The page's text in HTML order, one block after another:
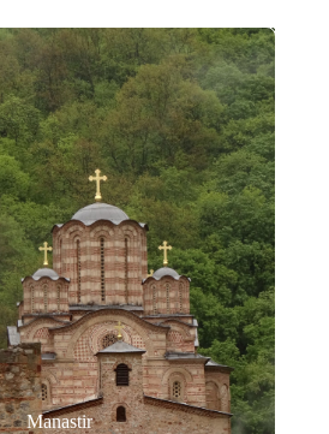
Manastir